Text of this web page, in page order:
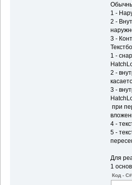
1 -
2 -
3 -
1 -
2 -
3 -
при
4 -
5 -
Для
1
Код - C#